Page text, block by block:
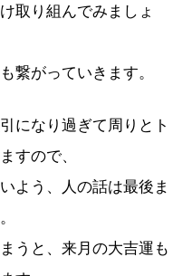
取り組んでみましょ
繋がっていきます。
になり過ぎて周りとト
すので、
よう、人の話は最後ま
うと、来月の大吉運も